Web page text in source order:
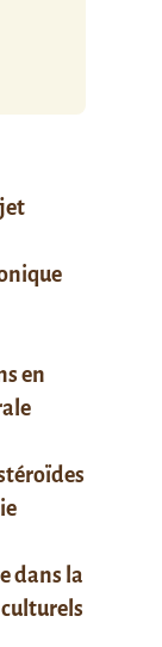
en
dans la